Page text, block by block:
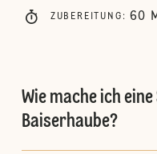
ZUBEREITUNG : 60
Wie mache ich
Baiserhaube?